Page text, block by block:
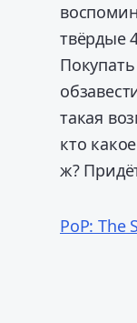
твёрдые
такая
кто
ж?
PoP: The